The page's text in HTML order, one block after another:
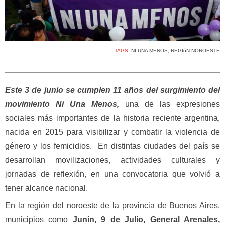
TAGS: NI UNA MENOS, REGIóN NOROESTE
Este 3 de junio se cumplen 11 años del surgimiento del
movimiento Ni Una Menos, una de las expresiones
sociales más importantes de la historia reciente argentina,
nacida en 2015 para visibilizar y combatir la violencia de
género y los femicidios. En distintas ciudades del país se
desarrollan movilizaciones, actividades culturales y
jornadas de reflexión, en una convocatoria que volvió a
tener alcance nacional.
En la región del noroeste de la provincia de Buenos Aires,
municipios como Junín, 9 de Julio, General Arenales,